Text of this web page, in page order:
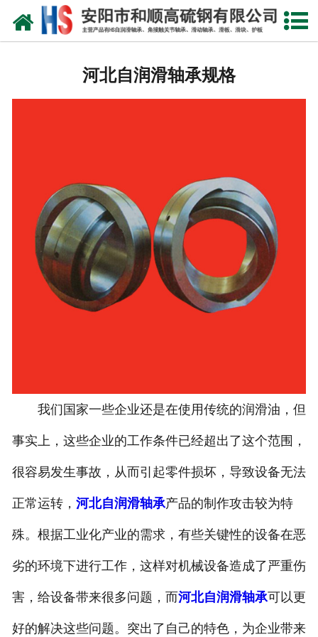
网站首页
河北铜合金镶嵌石墨
河北高硫合金钢产品
河北滑动轴承
河北 环冷机轴承
河北自润滑轴承规格
我们国家一些企业还是在使用传统的润滑油，但
事实上，这些企业的工作条件已经超出了这个范围，
很容易发生事故，从而引起零件损坏，导致设备无法
正常运转， 河北自润滑轴承产品的制作攻击较为特
殊。根据工业化产业的需求，有些关键性的设备在恶
劣的环境下进行工作，这样对机械设备造成了严重伤
害，给设备带来很多问题，而河北自润滑轴承可以更
好的解决这些问题。突出了自己的特色，为企业带来